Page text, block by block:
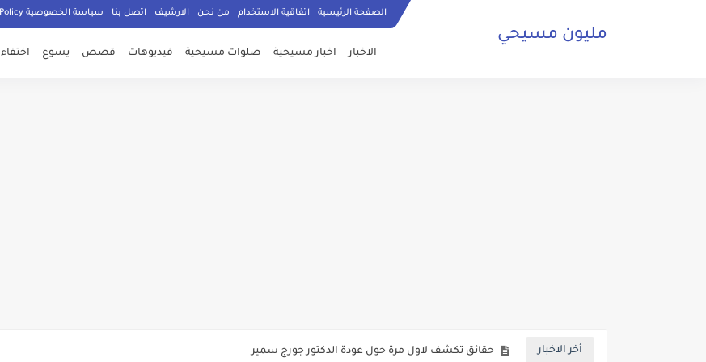
الصفحة الرئيسية اتفاقية الاستخدام من نحن الارشيف اتصل بنا سياسة الخصوصية Privacy Policy
مليون مسيحي
الاخبار اخبار مسيحية صلوات مسيحية فيديوهات قصص يسوع اختفاء
أخر الاخبار صلاة مسيحية رائعة من اجل السلام الامان في العالم اجمع